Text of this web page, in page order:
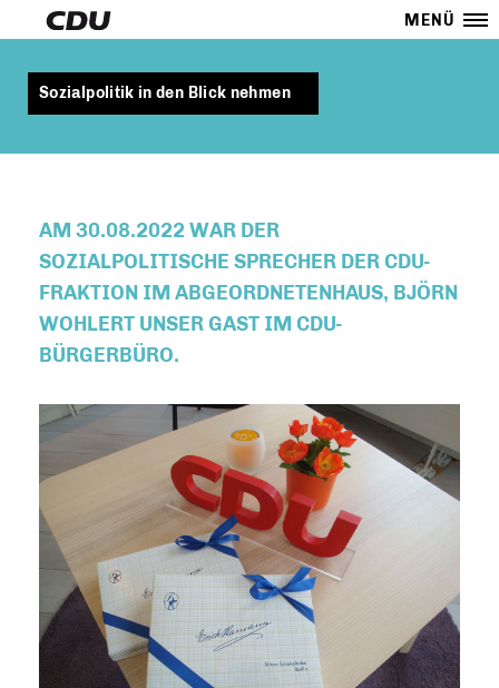
MENÜ
Sozialpolitik in den Blick nehmen
AM 30.08.2022 WAR DER
SOZIALPOLITISCHE SPRECHER DER CDU-
FRAKTION IM ABGEORDNETENHAUS, BJÖRN
WOHLERT UNSER GAST IM CDU-
BÜRGERBÜRO.